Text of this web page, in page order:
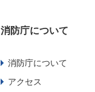
消防庁について
消防庁について
アクセス